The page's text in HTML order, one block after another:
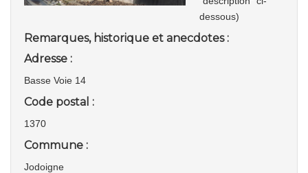
dessous)
Remarques, historique et anecdotes :
Adresse :
Basse Voie 14
Code postal :
1370
Commune :
Jodoigne